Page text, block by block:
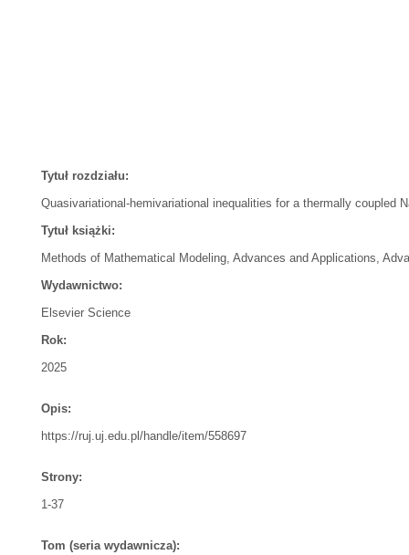
Tytuł rozdziału:
Quasivariational-hemivariational inequalities for a thermally coupled
Tytuł książki:
Methods of Mathematical Modeling, Advances and Applications,
Wydawnictwo:
Elsevier Science
Rok:
2025
Opis:
https://ruj.uj.edu.pl/handle/item/558697
Strony:
1-37
Tom (seria wydawnicza):